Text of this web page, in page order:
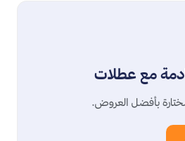
مع عطلات
بأفضل العروض.